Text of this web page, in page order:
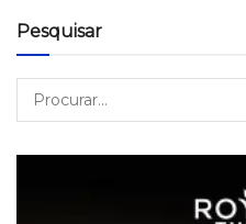
Pesquisar